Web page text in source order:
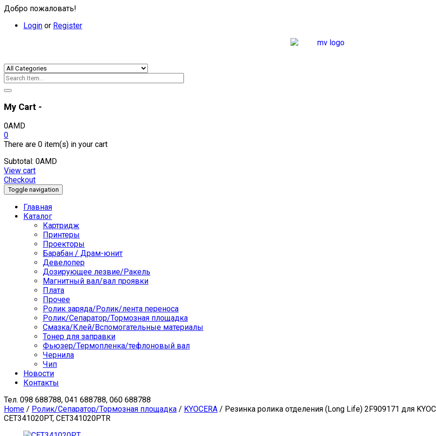
Добро пожаловать!
Login or Register
My Cart -
0AMD
0
There are 0 item(s) in your cart
Subtotal: 0AMD
View cart
Checkout
Toggle navigation
Главная
Каталог
Картридж
Принтеры
Проекторы
Барабан / Драм-юнит
Девелопер
Дозирующее лезвие/Ракель
Магнитный вал/вал проявки
Плата
Прочее
Ролик заряда/Ролик/лента переноса
Ролик/Сепаратор/Тормозная площадка
Смазка/Клей/Вспомогательные материалы
Тонер для заправки
Фьюзер/Термопленка/тефлоновый вал
Чернила
Чип
Новости
Контакты
Тел. 098 688788, 041 688788, 060 688788
Home / Ролик/Сепаратор/Тормозная площадка / KYOCERA / Резинка ролика отделения (Long Life) 2F909171 для
CET341020PT, CET341020PTR